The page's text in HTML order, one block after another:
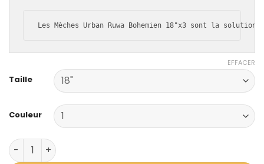
Taille
Couleur
EFFACER
quantité de Mèches Urban Ruwa Bohemien 18"x 3 –